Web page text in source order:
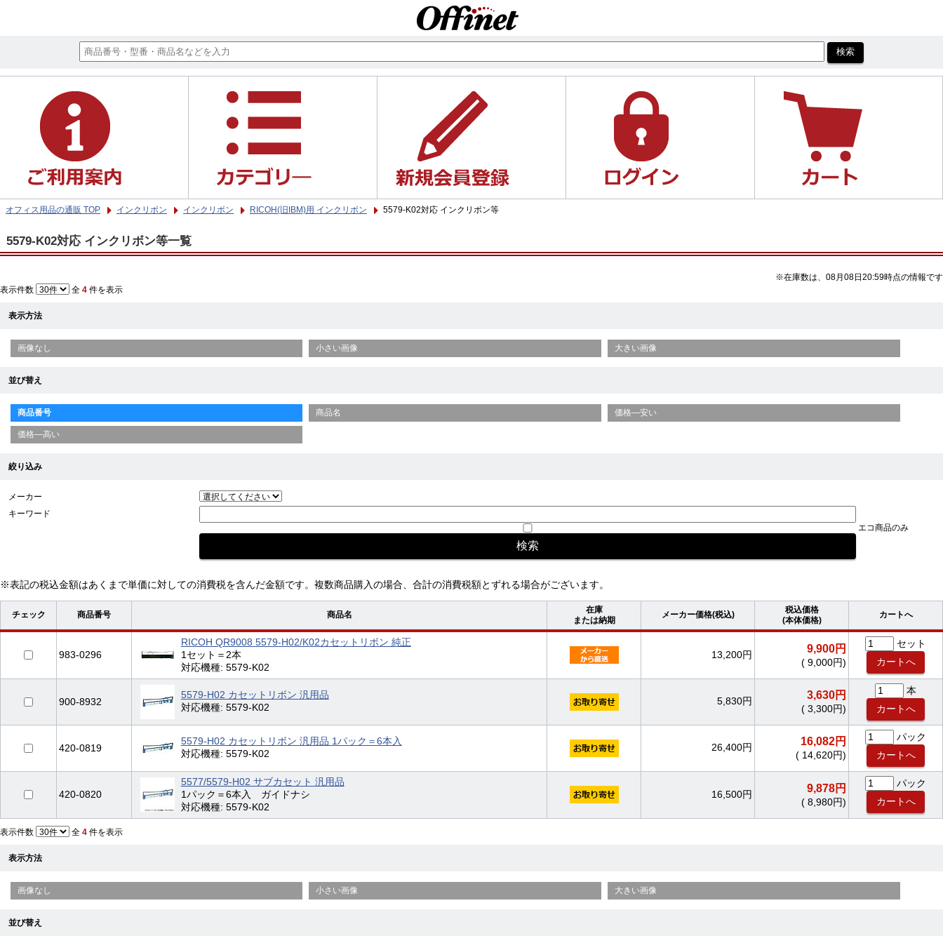
オフィス用品の通販 TOP インクリボン インクリボン RICOH(旧IBM)用 インクリボン 5579-K02対応 インクリボン等
5579-K02対応 インクリボン等一覧
※在庫数は、08月08日20:59時点の情報です
表示件数 全 4 件を表示
表示方法
画像なし 小さい画像 大きい画像
並び替え
商品番号 商品名 価格—安い
価格—高い
絞り込み
メーカー
キーワード
エコ商品のみ
※表記の税込金額はあくまで単価に対しての消費税を含んだ金額です。複数商品購入の場合、合計の消費税額とずれる場合がございます。
チェック 商品番号 商品名
在庫
または納期
メーカー価格(税込)
税込価格
(本体価格)
カートへ
983-0296
RICOH QR9008 5579-H02/K02カセットリボン 純正
1セット＝2本
対応機種: 5579-K02
13,200円
9,900円
( 9,000円)
セット
900-8932
5579-H02 カセットリボン 汎用品
対応機種: 5579-K02
5,830円
3,630円
( 3,300円)
本
420-0819
5579-H02 カセットリボン 汎用品 1パック＝6本入
対応機種: 5579-K02
26,400円
16,082円
( 14,620円)
パック
420-0820
5577/5579-H02 サブカセット 汎用品
1パック＝6本入 ガイドナシ
対応機種: 5579-K02
16,500円
9,878円
( 8,980円)
パック
表示件数 全 4 件を表示
表示方法
画像なし 小さい画像 大きい画像
並び替え